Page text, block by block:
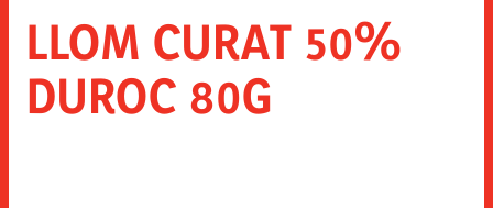
LLOM CURAT 50%
DUROC 80G